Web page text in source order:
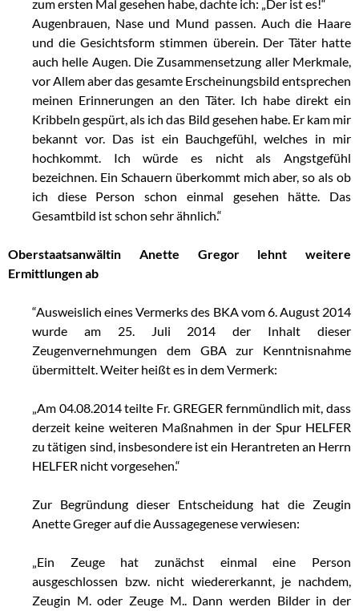
zum ersten Mal gesehen habe, dachte ich: „Der ist es!“
Augenbrauen, Nase und Mund passen. Auch die Haare
und die Gesichtsform stimmen überein. Der Täter hatte
auch helle Augen. Die Zusammensetzung aller Merkmale,
vor Allem aber das gesamte Erscheinungsbild entsprechen
meinen Erinnerungen an den Täter. Ich habe direkt ein
Kribbeln gespürt, als ich das Bild gesehen habe. Er kam mir
bekannt vor. Das ist ein Bauchgefühl, welches in mir
hochkommt. Ich würde es nicht als Angstgefühl
bezeichnen. Ein Schauern überkommt mich aber, so als ob
ich diese Person schon einmal gesehen hätte. Das
Gesamtbild ist schon sehr ähnlich.“
Oberstaatsanwältin Anette Gregor lehnt weitere
Ermittlungen ab
“Ausweislich eines Vermerks des BKA vom 6. August 2014
wurde am 25. Juli 2014 der Inhalt dieser
Zeugenvernehmungen dem GBA zur Kenntnisnahme
übermittelt. Weiter heißt es in dem Vermerk:
„Am 04.08.2014 teilte Fr. GREGER fernmündlich mit, dass
derzeit keine weiteren Maßnahmen in der Spur HELFER
zu tätigen sind, insbesondere ist ein Herantreten an Herrn
HELFER nicht vorgesehen.“
Zur Begründung dieser Entscheidung hat die Zeugin
Anette Greger auf die Aussagegenese verwiesen:
„Ein Zeuge hat zunächst einmal eine Person
ausgeschlossen bzw. nicht wiedererkannt, je nachdem,
Zeugin M. oder Zeuge M.. Dann werden Bilder in der